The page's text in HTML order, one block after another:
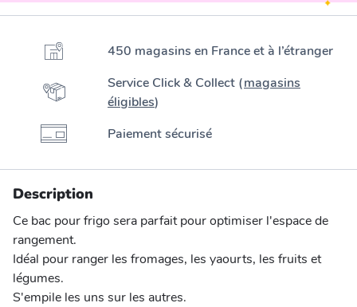
450 magasins en France et à l’étranger
Service Click & Collect (magasins
éligibles)
Paiement sécurisé
Description
Ce bac pour frigo sera parfait pour optimiser l'espace de
rangement.
Idéal pour ranger les fromages, les yaourts, les fruits et
légumes.
S'empile les uns sur les autres.